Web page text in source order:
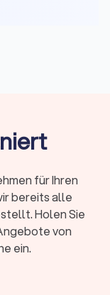
Platten
ab
40
Anfahrt und
oder
für Ihren
bereits alle
Holen Sie
von
ein.